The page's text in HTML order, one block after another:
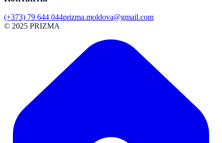
(+373) 79 644 044prizma.moldova@gmail.com
© 2025 PRIZMA